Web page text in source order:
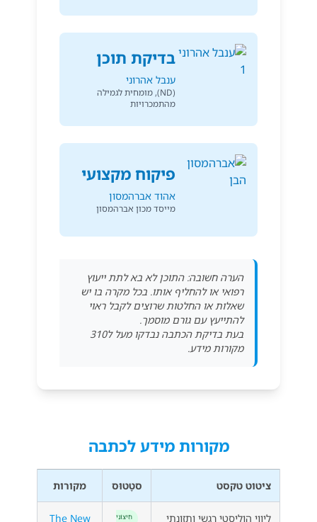
בדיקת תוכן
ענבל אהרוני
(ND), מומחית לגמילה
מהתמכרויות
פיקוח מקצועי
אהוד אברהמסון
מייסד מכון אברהמסון
הערה חשובה: התוכן לא בא לתת ייעוץ
רפואי או להחליף אותו. בכל מקרה בו יש
שאלות או החלטות שרוצים לקבל ראוי
להתייעץ עם גורם מוסמך.
בעת בדיקת הכתבה נבדקו מעל ל310
מקורות מידע.
מקורות מידע לכתבה
ציטוט טקסט סטָטוּס מקורות
ליווי הוליסטי רגשי ותזונתי חִיצוֹנִי The New